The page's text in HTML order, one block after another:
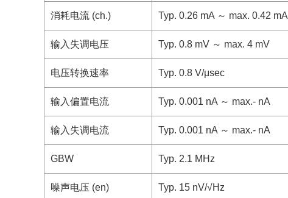
消耗电流 (ch.) Typ. 0.26 mA ～ max. 0.42 mA
输入失调电压 Typ. 0.8 mV ～ max. 4 mV
电压转换速率 Typ. 0.8 V/μsec
输入偏置电流 Typ. 0.001 nA ～ max.- nA
输入失调电流 Typ. 0.001 nA ～ max.- nA
GBW Typ. 2.1 MHz
噪声电压 (en) Typ. 15 nV/√Hz